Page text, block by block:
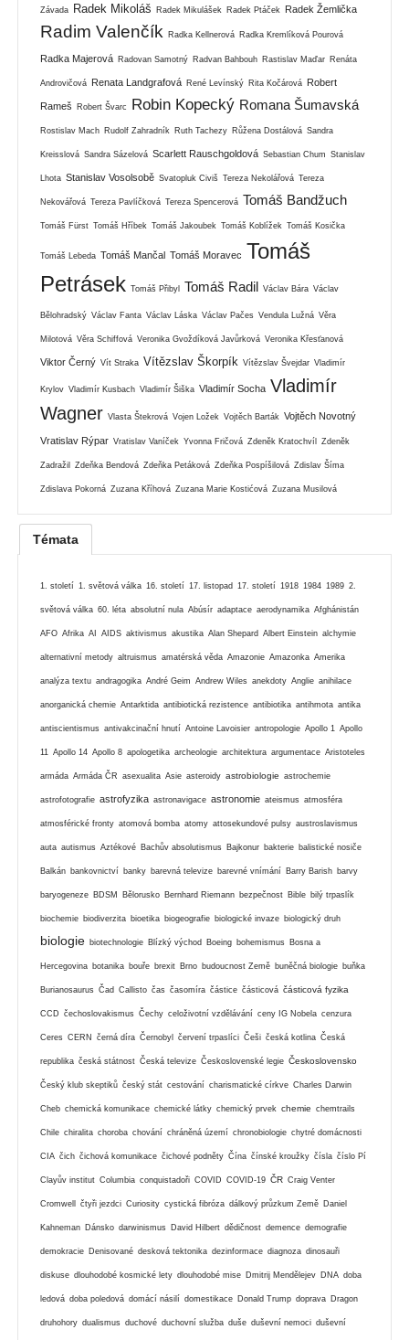
Závada Radek Mikoláš Radek Mikulášek Radek Ptáček Radek Žemlička
Radim Valenčík Radka Kellnerová Radka Kremlíková Pourová
Radka Majerová Radovan Samotný Radvan Bahbouh Rastislav Maďar Renáta
Androvičová Renata Landgrafová René Levínský Rita Kočárová Robert
Rameš Robert Švarc Robin Kopecký Romana Šumavská
Rostislav Mach Rudolf Zahradník Ruth Tachezy Růžena Dostálová Sandra
Kreisslová Sandra Sázelová Scarlett Rauschgoldová Sebastian Chum Stanislav
Lhota Stanislav Vosolsobě Svatopluk Civiš Tereza Nekolářová Tereza
Nekovářová Tereza Pavlíčková Tereza Spencerová Tomáš Bandžuch
Tomáš Fürst Tomáš Hříbek Tomáš Jakoubek Tomáš Koblížek Tomáš Kosička
Tomáš Lebeda Tomáš Mančal Tomáš Moravec Tomáš
Petrásek Tomáš Přibyl Tomáš Radil Václav Bára Václav
Bělohradský Václav Fanta Václav Láska Václav Pačes Vendula Lužná Věra
Milotová Věra Schiffová Veronika Gvoždíková Javůrková Veronika Křesťanová
Viktor Černý Vít Straka Vítězslav Škorpík Vítězslav Švejdar Vladimír
Krylov Vladimír Kusbach Vladimír Šiška Vladimír Socha Vladimír
Wagner Vlasta Štekrová Vojen Ložek Vojtěch Barták Vojtěch Novotný
Vratislav Rýpar Vratislav Vaníček Yvonna Fričová Zdeněk Kratochvíl Zdeněk
Zadražil Zdeňka Bendová Zdeňka Petáková Zdeňka Pospíšilová Zdislav Šíma
Zdislava Pokorná Zuzana Kříhová Zuzana Marie Kostićová Zuzana Musilová
Témata
1. století 1. světová válka 16. století 17. listopad 17. století 1918 1984 1989 2.
světová válka 60. léta absolutní nula Abúsír adaptace aerodynamika Afghánistán
AFO Afrika AI AIDS aktivismus akustika Alan Shepard Albert Einstein alchymie
alternativní metody altruismus amatérská věda Amazonie Amazonka Amerika
analýza textu andragogika André Geim Andrew Wiles anekdoty Anglie anihilace
anorganická chemie Antarktida antibiotická rezistence antibiotika antihmota antika
antiscientismus antivakcinační hnutí Antoine Lavoisier antropologie Apollo 1 Apollo
11 Apollo 14 Apollo 8 apologetika archeologie architektura argumentace Aristoteles
armáda Armáda ČR asexualita Asie asteroidy astrobiologie astrochemie
astrofotografie astrofyzika astronavigace astronomie ateismus atmosféra
atmosférické fronty atomová bomba atomy attosekundové pulsy austroslavismus
auta autismus Aztékové Bachův absolutismus Bajkonur bakterie balistické nosiče
Balkán bankovnictví banky barevná televize barevné vnímání Barry Barish barvy
baryogeneze BDSM Bělorusko Bernhard Riemann bezpečnost Bible bilý trpaslík
biochemie biodiverzita bioetika biogeografie biologické invaze biologický druh
biologie biotechnologie Blízký východ Boeing bohemismus Bosna a
Hercegovina botanika bouře brexit Brno budoucnost Země buněčná biologie buňka
Burianosaurus Čad Callisto čas časomíra částice částicová částicová fyzika
CCD čechoslovakismus Čechy celoživotní vzdělávání ceny IG Nobela cenzura
Ceres CERN černá díra Černobyl červení trpaslíci Češi česká kotlina Česká
republika česká státnost Česká televize Československé legie Československo
Český klub skeptiků český stát cestování charismatické církve Charles Darwin
Cheb chemická komunikace chemické látky chemický prvek chemie chemtrails
Chile chiralita choroba chování chráněná území chronobiologie chytré domácnosti
CIA čich čichová komunikace čichové podněty Čína čínské kroužky čísla číslo Pí
Clayův institut Columbia conquistadoři COVID COVID-19 ČR Craig Venter
Cromwell čtyři jezdci Curiosity cystická fibróza dálkový průzkum Země Daniel
Kahneman Dánsko darwinismus David Hilbert dědičnost demence demografie
demokracie Denisované desková tektonika dezinformace diagnoza dinosauři
diskuse dlouhodobé kosmické lety dlouhodobé mise Dmitrij Mendělejev DNA doba
ledová doba poledová domácí násilí domestikace Donald Trump doprava Dragon
druhohory dualismus duchové duchovní služba duše duševní nemoci duševní